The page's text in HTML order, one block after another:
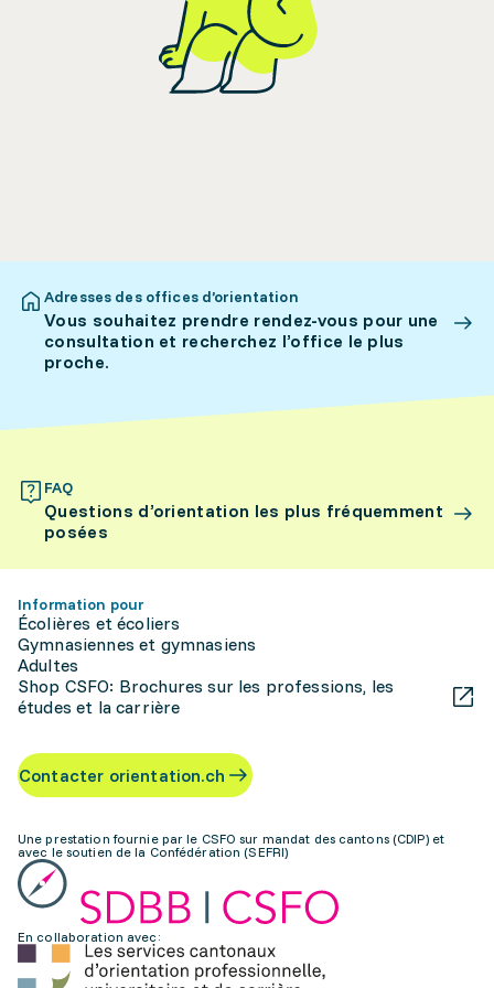
Adresses des offices d’orientation
Vous souhaitez prendre rendez-vous pour une
consultation et recherchez l’office le plus
proche.
FAQ
Questions d’orientation les plus fréquemment
posées
Information pour
Écolières et écoliers
Gymnasiennes et gymnasiens
Adultes
Shop CSFO: Brochures sur les professions, les
études et la carrière
Contacter orientation.ch
Une prestation fournie par le CSFO sur mandat des cantons (CDIP) et
avec le soutien de la Confédération (SEFRI)
En collaboration avec: